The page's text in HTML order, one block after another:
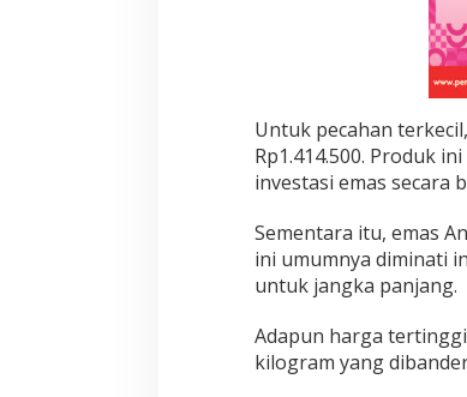
Untuk pecahan
Rp1.414.500. Produk
investasi emas secara
Sementara itu, emas
ini umumnya diminati
untuk jangka panjang.
Adapun harga
kilogram yang